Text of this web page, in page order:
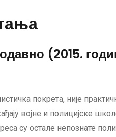
(2015.
покрета, није
војне и полицијске
су остале непознате